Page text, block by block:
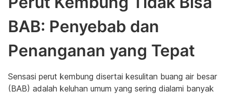
BAB: Penyebab dan
Penanganan yang Tepat
Sensasi perut kembung disertai kesulitan buang air besar
(BAB) adalah keluhan umum yang sering dialami banyak